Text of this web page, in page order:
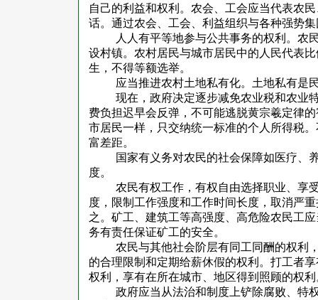
自己的利益和权利。农会、工会应当代表农
话。通过农会、工会、利益组织与各种强势
人人有平等地参与公共事务的权利。农
设村镇。农村居民与城市居民中的人民代表
生，不得等额选举。
应当推进农村土地私有化。土地私有是
现在，政府决定逐步减免农业税和农业
费负担迟早会反弹，不可能逃脱黄宗羲定律
市居民一样，只交纳统一标准的个人所得税
富差距。
国家有义务对农民的社会保障如医疗、
度。
农民有权工作，有权自由选择职业、享
度，限制工作强度和工作时间长度，取消严
之。矿工、建筑工等高强度、高危险农民工
务有责任保证矿工的安全。
农民与其他社会阶层有同工同酬的权利
的合理限制和定期给薪休假的权利。打工者
权利，享有在所在城市、地区得到照顾的权利
政府应当从法治和制度上铲除腐败、特